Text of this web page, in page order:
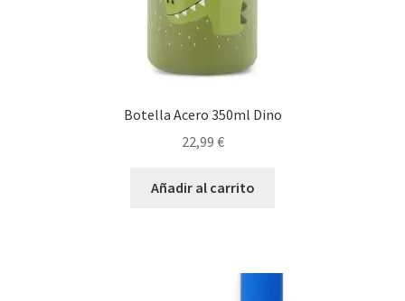
Botella Acero 350ml Dino
22,99 €
Añadir al carrito